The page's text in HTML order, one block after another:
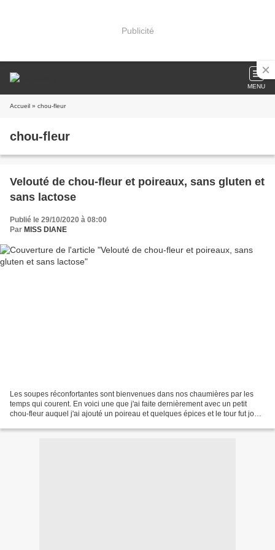
Publicité
MENU
Accueil » chou-fleur
chou-fleur
Velouté de chou-fleur et poireaux, sans gluten et
sans lactose
Publié le 29/10/2020 à 08:00
Par MISS DIANE
Les soupes réconfortantes sont bienvenues dans nos chaumières par les
temps qui courent. En voici une que j'ai faite dernièrement avec un petit
chou-fleur auquel j'ai ajouté un poireau et quelques épices et le tour fut joué.